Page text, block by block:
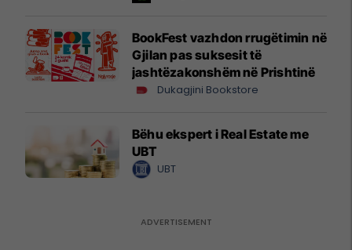
BookFest vazhdon rrugëtimin në
Gjilan pas suksesit të
jashtëzakonshëm në Prishtinë
Dukagjini Bookstore
Bëhu ekspert i Real Estate me
UBT
UBT